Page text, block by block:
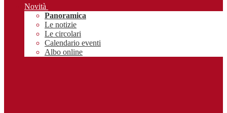
Novità
Panoramica
Le notizie
Le circolari
Calendario eventi
Albo online